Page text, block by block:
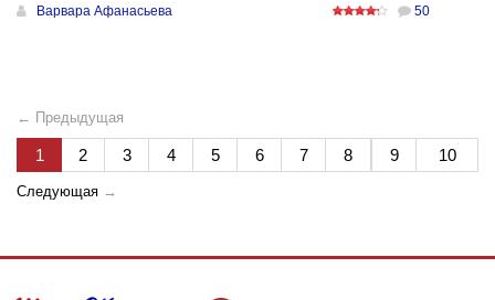
Варвара Афанасьева 50
← Предыдущая
1 2 3 4 5 6 7 8 9 10
Следующая →